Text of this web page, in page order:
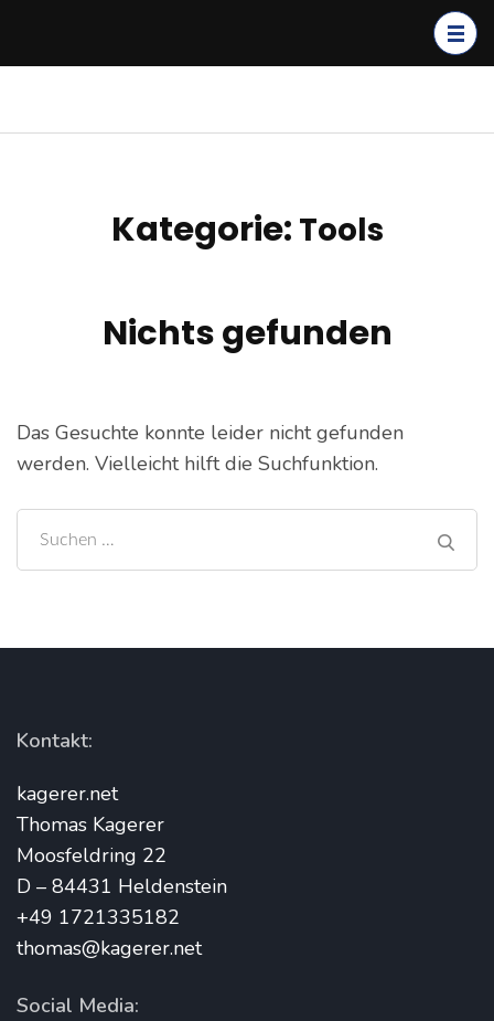
drücken)
IT-Dienstleistungen &
Kategorie: Tools
Nichts gefunden
Das Gesuchte konnte leider nicht gefunden
werden. Vielleicht hilft die Suchfunktion.
Suchen
nach:
Kontakt:
kagerer.net
Thomas Kagerer
Moosfeldring 22
D – 84431 Heldenstein
+49 1721335182
thomas@kagerer.net
Social Media: